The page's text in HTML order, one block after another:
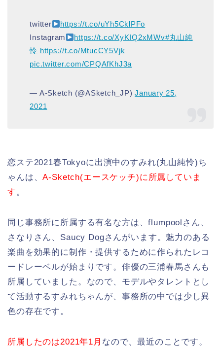
twitter
https://t.co/uYh5CklPFo
Instagram
https://t.co/XyKIQ2xMWv#丸山純
怜 https://t.co/MtucCY5Vjk
pic.twitter.com/CPQAfKhJ3a
— A-Sketch (@ASketch_JP)January 25,
2021
恋ステ2021春Tokyoに出演中のすみれ(丸山純怜)ち
ゃんは、A-Sketch(エースケッチ)に所属していま
す 。
同じ事務所に所属する有名な方は、flumpoolさん、
さなりさん、Saucy Dogさんがいます。魅力のある
楽曲を効果的に制作・提供するために作られたレコ
ードレーベルが始まりです。俳優の三浦春馬さんも
所属していました。なので、モデルやタレントとし
て活動するすみれちゃんが、事務所の中では少し異
色の存在です。
所属したのは2021年1月 なので、最近のことです。